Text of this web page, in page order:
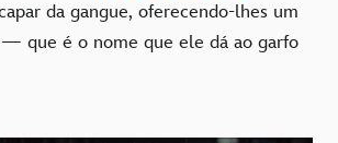
da gangue, oferecendo-lhes um
que é o nome que ele dá ao garfo